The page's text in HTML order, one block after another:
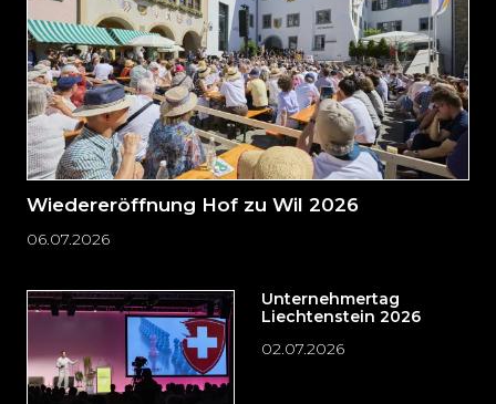
Wiedereröffnung Hof zu Wil 2026
06.07.2026
Unternehmertag
Liechtenstein 2026
02.07.2026